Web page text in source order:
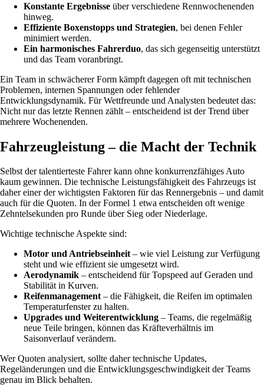
Konstante Ergebnisse über verschiedene Rennwochenenden
hinweg.
Effiziente Boxenstopps und Strategien, bei denen Fehler
minimiert werden.
Ein harmonisches Fahrerduo, das sich gegenseitig unterstützt
und das Team voranbringt.
Ein Team in schwächerer Form kämpft dagegen oft mit technischen
Problemen, internen Spannungen oder fehlender
Entwicklungsdynamik. Für Wettfreunde und Analysten bedeutet das:
Nicht nur das letzte Rennen zählt – entscheidend ist der Trend über
mehrere Wochenenden.
Fahrzeugleistung – die Macht der Technik
Selbst der talentierteste Fahrer kann ohne konkurrenzfähiges Auto
kaum gewinnen. Die technische Leistungsfähigkeit des Fahrzeugs ist
daher einer der wichtigsten Faktoren für das Rennergebnis – und damit
auch für die Quoten. In der Formel 1 etwa entscheiden oft wenige
Zehntelsekunden pro Runde über Sieg oder Niederlage.
Wichtige technische Aspekte sind:
Motor und Antriebseinheit– wie viel Leistung zur Verfügung
steht und wie effizient sie umgesetzt wird.
Aerodynamik – entscheidend für Topspeed auf Geraden und
Stabilität in Kurven.
Reifenmanagement– die Fähigkeit, die Reifen im optimalen
Temperaturfenster zu halten.
Upgrades und Weiterentwicklung – Teams, die regelmäßig
neue Teile bringen, können das Kräfteverhältnis im
Saisonverlauf verändern.
Wer Quoten analysiert, sollte daher technische Updates,
Regeländerungen und die Entwicklungsgeschwindigkeit der Teams
genau im Blick behalten.